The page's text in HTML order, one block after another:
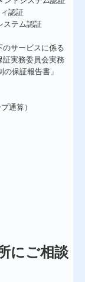
認証
ステム認証
サービスに係る
証実務委員会実務
保証報告書」
通算）
にご相談